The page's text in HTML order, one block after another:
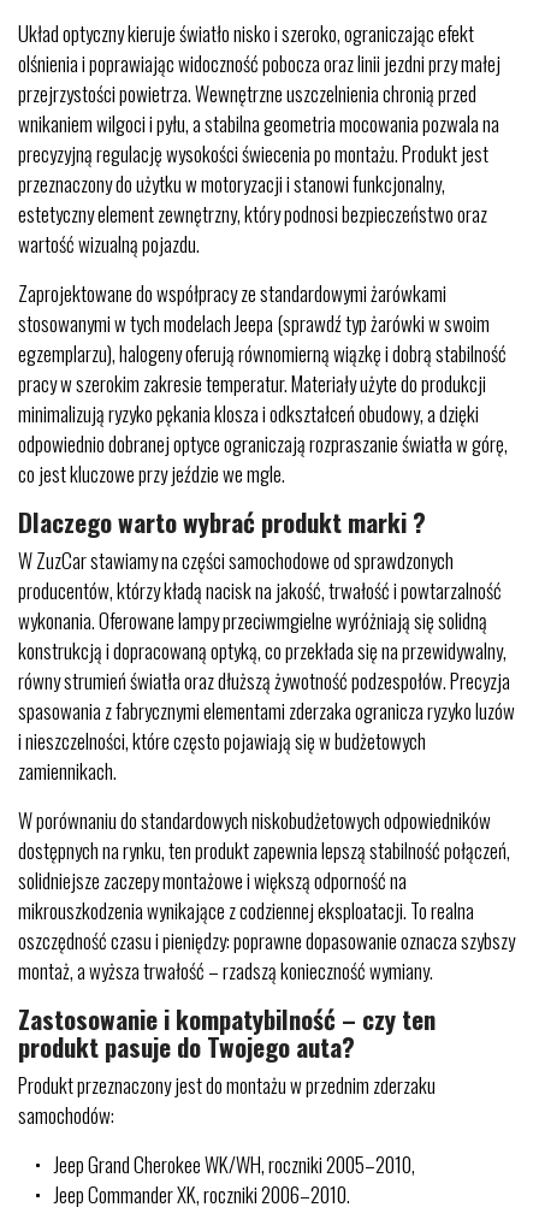
Układ optyczny kieruje światło nisko i szeroko, ograniczając efekt
olśnienia i poprawiając widoczność pobocza oraz linii jezdni przy małej
przejrzystości powietrza. Wewnętrzne uszczelnienia chronią przed
wnikaniem wilgoci i pyłu, a stabilna geometria mocowania pozwala na
precyzyjną regulację wysokości świecenia po montażu. Produkt jest
przeznaczony do użytku w motoryzacji i stanowi funkcjonalny,
estetyczny element zewnętrzny, który podnosi bezpieczeństwo oraz
wartość wizualną pojazdu.
Zaprojektowane do współpracy ze standardowymi żarówkami
stosowanymi w tych modelach Jeepa (sprawdź typ żarówki w swoim
egzemplarzu), halogeny oferują równomierną wiązkę i dobrą stabilność
pracy w szerokim zakresie temperatur. Materiały użyte do produkcji
minimalizują ryzyko pękania klosza i odkształceń obudowy, a dzięki
odpowiednio dobranej optyce ograniczają rozpraszanie światła w górę,
co jest kluczowe przy jeździe we mgle.
Dlaczego warto wybrać produkt marki ?
W ZuzCar stawiamy na części samochodowe od sprawdzonych
producentów, którzy kładą nacisk na jakość, trwałość i powtarzalność
wykonania. Oferowane lampy przeciwmgielne wyróżniają się solidną
konstrukcją i dopracowaną optyką, co przekłada się na przewidywalny,
równy strumień światła oraz dłuższą żywotność podzespołów. Precyzja
spasowania z fabrycznymi elementami zderzaka ogranicza ryzyko luzów
i nieszczelności, które często pojawiają się w budżetowych
zamiennikach.
W porównaniu do standardowych niskobudżetowych odpowiedników
dostępnych na rynku, ten produkt zapewnia lepszą stabilność połączeń,
solidniejsze zaczepy montażowe i większą odporność na
mikrouszkodzenia wynikające z codziennej eksploatacji. To realna
oszczędność czasu i pieniędzy: poprawne dopasowanie oznacza szybszy
montaż, a wyższa trwałość – rzadszą konieczność wymiany.
Zastosowanie i kompatybilność – czy ten
produkt pasuje do Twojego auta?
Produkt przeznaczony jest do montażu w przednim zderzaku
samochodów:
Jeep Grand Cherokee WK/WH, roczniki 2005–2010,
Jeep Commander XK, roczniki 2006–2010.